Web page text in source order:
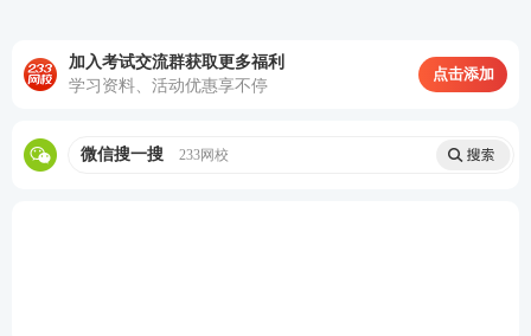
加入考试交流群获取更多福利
学习资料、活动优惠享不停
点击添加
微信搜一搜 233网校